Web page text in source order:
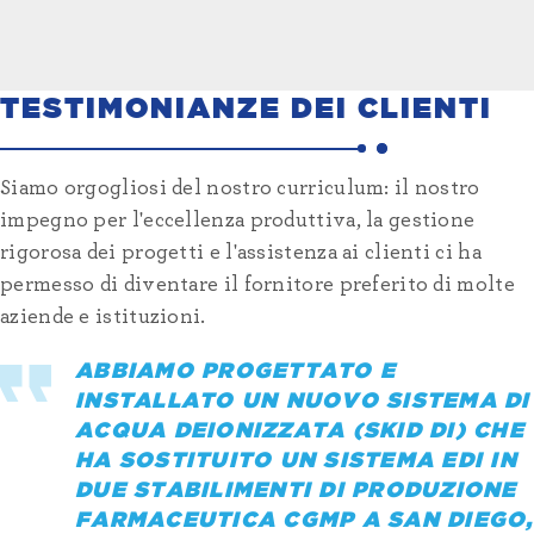
TESTIMONIANZE DEI CLIENTI
Siamo orgogliosi del nostro curriculum: il nostro
impegno per l'eccellenza produttiva, la gestione
rigorosa dei progetti e l'assistenza ai clienti ci ha
permesso di diventare il fornitore preferito di molte
aziende e istituzioni.
ABBIAMO PROGETTATO E
INSTALLATO UN NUOVO SISTEMA DI
ACQUA DEIONIZZATA (SKID DI) CHE
HA SOSTITUITO UN SISTEMA EDI IN
DUE STABILIMENTI DI PRODUZIONE
FARMACEUTICA CGMP A SAN DIEGO,
"Apprezzo il vostro eccellente servizio clienti e credo
che un'azienda che dedica così tanto tempo a rendere
felici i propri clienti ne dedichi altrettanto alla
"Il team di Water Works progetta e produce alcuni dei
migliori sistemi disponibili. Ho visitato la struttura
"Le nostre operazioni di terapia genica hanno
L'Università ha collaborato con diverse società di
servizi idrici e si è evoluta al punto da lavorare
esclusivamente con Water Works per i progetti dei
"Nel mio lavoro, ho esaminato molti pacchetti di